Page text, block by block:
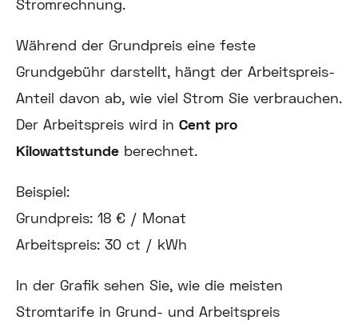
Stromrechnung.
Während der Grundpreis eine feste
Grundgebühr darstellt, hängt der Arbeitspreis-
Anteil davon ab, wie viel Strom Sie verbrauchen.
Der Arbeitspreis wird in Cent pro
Kilowattstunde berechnet.
Beispiel:
Grundpreis: 18 € / Monat
Arbeitspreis: 30 ct / kWh
In der Grafik sehen Sie, wie die meisten
Stromtarife in Grund- und Arbeitspreis